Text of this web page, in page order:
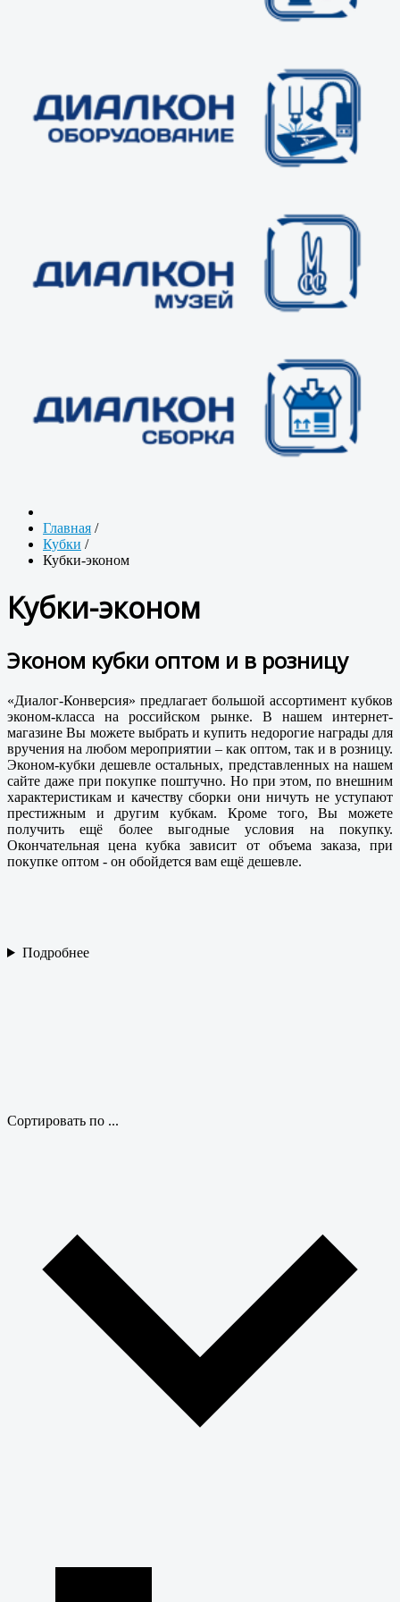
Главная /
Кубки /
Кубки-эконом
Кубки-эконом
Эконом кубки оптом и в розницу
«Диалог-Конверсия» предлагает большой ассортимент кубков
эконом-класса на российском рынке. В нашем интернет-
магазине Вы можете выбрать и купить недорогие награды для
вручения на любом мероприятии – как оптом, так и в розницу.
Эконом-кубки дешевле остальных, представленных на нашем
сайте даже при покупке поштучно. Но при этом, по внешним
характеристикам и качеству сборки они ничуть не уступают
престижным и другим кубкам. Кроме того, Вы можете
получить ещё более выгодные условия на покупку.
Окончательная цена кубка зависит от объема заказа, при
покупке оптом - он обойдется вам ещё дешевле.
Подробнее
Сортировать по ...